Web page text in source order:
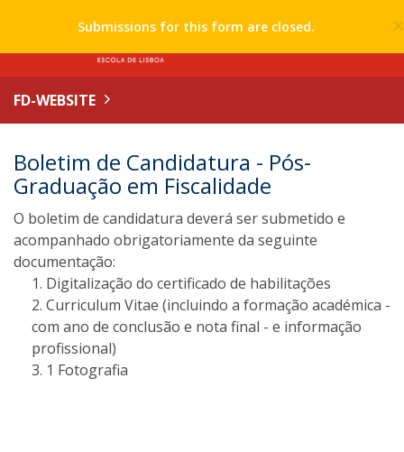
×
Submissions for this form are closed.
FD-WEBSITE
Boletim de Candidatura - Pós-
Graduação em Fiscalidade
O boletim de candidatura deverá ser submetido e
acompanhado obrigatoriamente da seguinte
documentação:
Digitalização do certificado de habilitações
Curriculum Vitae (incluindo a formação académica -
com ano de conclusão e nota final - e informação
profissional)
1 Fotografia